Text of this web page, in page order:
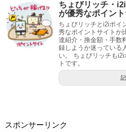
ちょびリッチ・
が優秀なポイン
ちょびリッチとi2iポイ
秀なポイントサイトか
達紹介・換金額・手数
録しようか迷っている
い。 ちょびリッチも
トです。
スポンサーリンク